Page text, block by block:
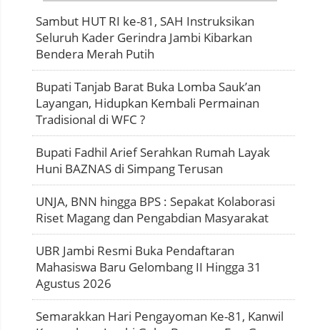
Sambut HUT RI ke-81, SAH Instruksikan
Seluruh Kader Gerindra Jambi Kibarkan
Bendera Merah Putih
Bupati Tanjab Barat Buka Lomba Sauk’an
Layangan, Hidupkan Kembali Permainan
Tradisional di WFC ?
Bupati Fadhil Arief Serahkan Rumah Layak
Huni BAZNAS di Simpang Terusan
UNJA, BNN hingga BPS : Sepakat Kolaborasi
Riset Magang dan Pengabdian Masyarakat
UBR Jambi Resmi Buka Pendaftaran
Mahasiswa Baru Gelombang II Hingga 31
Agustus 2026
Semarakkan Hari Pengayoman Ke-81, Kanwil